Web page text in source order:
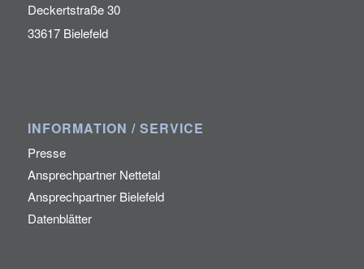
Deckertstraße 30
33617 Bielefeld
INFORMATION / SERVICE
Presse
Ansprechpartner Nettetal
Ansprechpartner Bielefeld
Datenblätter